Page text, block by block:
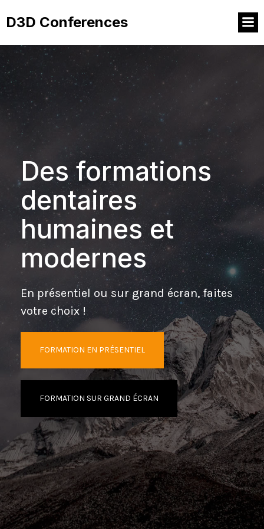
D3D Conferences
Des formations
dentaires
humaines et
modernes
En présentiel ou sur grand écran, faites
votre choix !
FORMATION EN PRÉSENTIEL
FORMATION SUR GRAND ÉCRAN